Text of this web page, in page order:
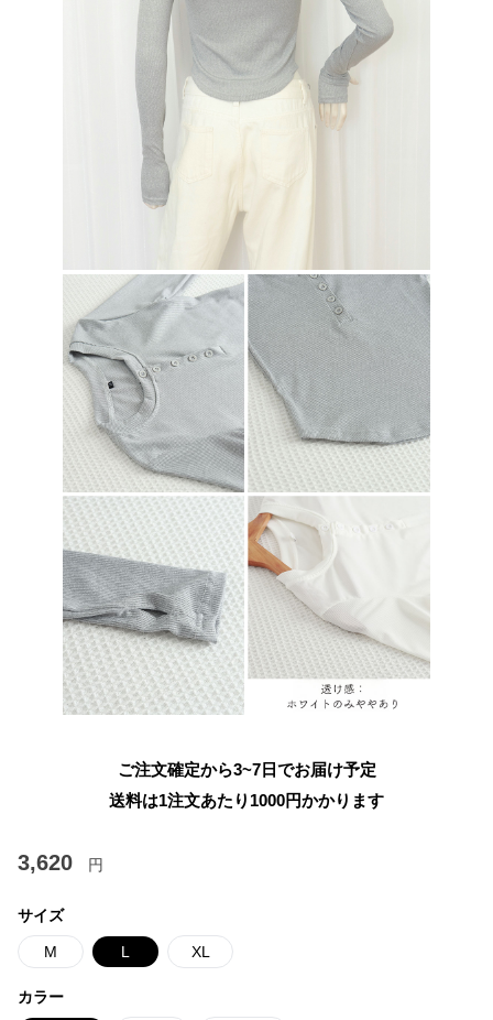
ご注文確定から3~7日でお届け予定
送料は1注文あたり 1000円かかります
3,620 円
サイズ
M L XL
カラー